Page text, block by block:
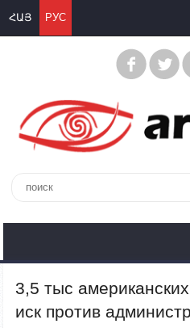
ՀԱՅ РУС
3,5 тыс
иск против